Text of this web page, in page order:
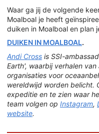
Waar ga jij de volgende
Moalboal je heeft
duiken in Moalboal en plan
DUIKEN IN MOALBOAL.
Andi Cross is SSI-
Earth', waarbij verhalen
organisaties voor
wereldwijd worden belicht.
expeditie en te zien waar
team volgen op Instagram,
website.